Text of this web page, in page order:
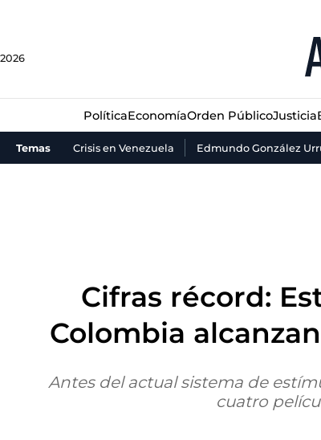
PolíticaEconomíaOrden PúblicoJusticia
Temas Crisis en Venezuela Edmundo González
Justicia
Cifras récord:
Colombia
Antes del actual sistema de
cuatro